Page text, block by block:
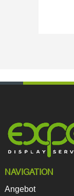
NAVIGATION
Angebot